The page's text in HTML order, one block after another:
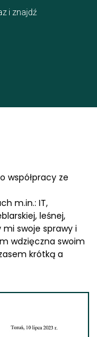
i znajdź
współpracy ze
m.in.: IT,
leśnej,
mi swoje sprawy i
wdzięczna swoim
krótką a